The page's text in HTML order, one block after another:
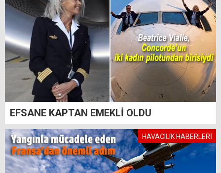
EFSANE KAPTAN EMEKLİ OLDU
HAVACILIK HABERLERİ